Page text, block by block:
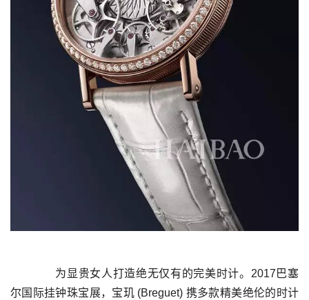
尔国际挂钟珠宝展，宝玑 (Breguet) 携多款精美绝伦的时计